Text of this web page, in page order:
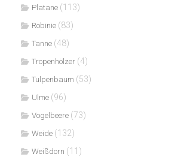
Platane (113)
Robinie (83)
Tanne (48)
Tropenhölzer (4)
Tulpenbaum (53)
Ulme (96)
Vogelbeere (73)
Weide (132)
Weißdorn (11)